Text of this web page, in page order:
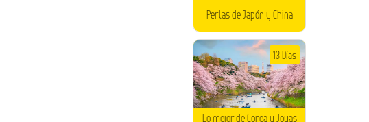
Perlas de Japón y China
Lo mejor de Corea y Joyas
13 Días